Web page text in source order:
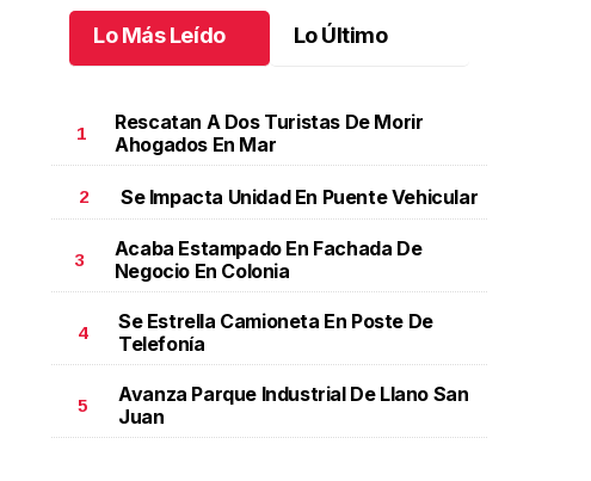
Santiago cumplió 3 años.Santiago cumplió 3 años
Lo Más Leído Lo Último
1
Rescatan A Dos Turistas De Morir
Ahogados En Mar
2 Se Impacta Unidad En Puente Vehicular
3
Acaba Estampado En Fachada De
Negocio En Colonia
4
Se Estrella Camioneta En Poste De
Telefonía
5
Avanza Parque Industrial De Llano San
Juan